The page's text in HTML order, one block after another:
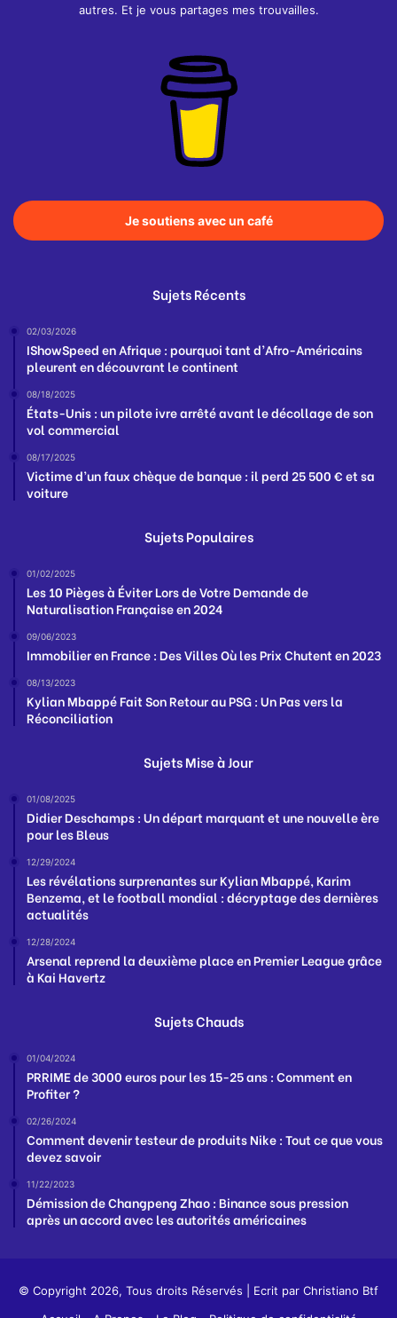
autres. Et je vous partages mes trouvailles.
Je soutiens avec un café
Sujets Récents
02/03/2026
IShowSpeed en Afrique : pourquoi tant d’Afro-Américains
pleurent en découvrant le continent
08/18/2025
États-Unis : un pilote ivre arrêté avant le décollage de son
vol commercial
08/17/2025
Victime d’un faux chèque de banque : il perd 25 500 € et sa
voiture
Sujets Populaires
01/02/2025
Les 10 Pièges à Éviter Lors de Votre Demande de
Naturalisation Française en 2024
09/06/2023
Immobilier en France : Des Villes Où les Prix Chutent en 2023
08/13/2023
Kylian Mbappé Fait Son Retour au PSG : Un Pas vers la
Réconciliation
Sujets Mise à Jour
01/08/2025
Didier Deschamps : Un départ marquant et une nouvelle ère
pour les Bleus
12/29/2024
Les révélations surprenantes sur Kylian Mbappé, Karim
Benzema, et le football mondial : décryptage des dernières
actualités
12/28/2024
Arsenal reprend la deuxième place en Premier League grâce
à Kai Havertz
Sujets Chauds
01/04/2024
PRRIME de 3000 euros pour les 15-25 ans : Comment en
Profiter ?
02/26/2024
Comment devenir testeur de produits Nike : Tout ce que vous
devez savoir
11/22/2023
Démission de Changpeng Zhao : Binance sous pression
après un accord avec les autorités américaines
© Copyright 2026, Tous droits Réservés | Ecrit par Christiano Btf